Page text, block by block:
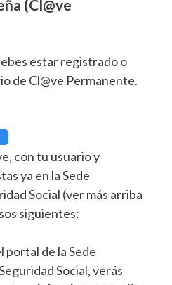
(Cl@ve
estar registrado o
de Cl@ve Permanente.
con tu usuario y
ya en la Sede
Social (ver más arriba
siguientes:
portal de la Sede
Social, verás